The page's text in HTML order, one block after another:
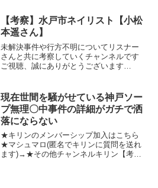
ます。ここは国道と道道が交わる交差点
です。国道の先、画面右側が札...
【考察】水戸市ネイリスト【小松
本遥さん】
未解決事件や行方不明についてリスナー
さんと共に考察していくチャンネルです
ご視聴、誠にありがとうございます
00:39 詳細02:20 時系列06:02 情報精
査と疑...
現在世間を騒がせている神戸ソー
プ無理〇中事件の詳細がガチで洒
落にならない
★キリンのメンバーシップ加入はこちら
★マシュマロ(匿名でキリンに質問を送れ
ます)→★その他チャンネルキリン【考察